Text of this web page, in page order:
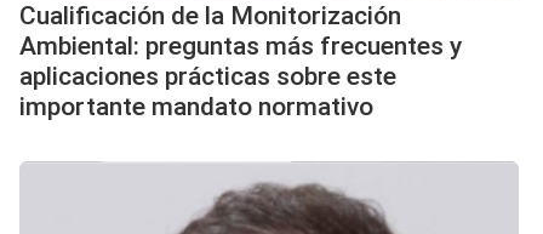
Cualificación de la Monitorización
Ambiental: preguntas más frecuentes y
aplicaciones prácticas sobre este
importante mandato normativo